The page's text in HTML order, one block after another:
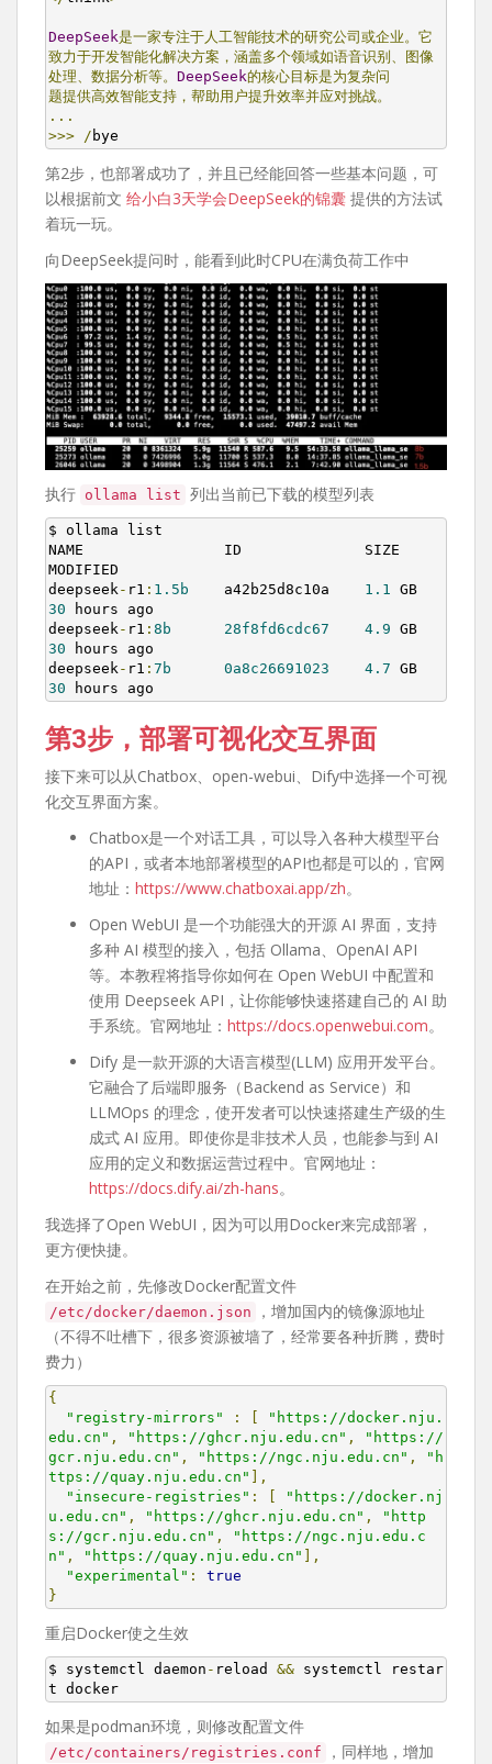
DeepSeek是一家专注于人工智能技术的研究公司或企业。它
致力于开发智能化解决方案，涵盖多个领域如语音识别、图像
处理、数据分析等。 DeepSeek的核心目标是为复杂问
题提供高效智能支持，帮助用户提升效率并应对挑战。
...
>>> / bye
第2步，也部署成功了，并且已经能回答一些基本问题，可
以根据前文 给小白3天学会DeepSeek的锦囊 提供的方法试
着玩一玩。
向DeepSeek提问时，能看到此时CPU在满负荷工作中
执行 ollama list 列出当前已下载的模型列表
$ ollama list
NAME                ID              SIZE
MODIFIED
deepseek - r1 : 1.5b
    a42b25d8c10a
1.1
30 hours ago
deepseek - r1 : 8b 28f8fd6cdc67 4.9
30 hours ago
deepseek - r1 : 7b 0a8c26691023 4.7
30 hours ago
第3步，部署可视化交互界面
接下来可以从Chatbox、open-webui、Dify中选择一个可视
化交互界面方案。
Chatbox是一个对话工具，可以导入各种大模型平台
的API，或者本地部署模型的API也都是可以的，官网
地址： https://www.chatboxai.app/zh。
Open WebUI 是一个功能强大的开源 AI 界面，支持
多种 AI 模型的接入，包括 Ollama、OpenAI API
等。本教程将指导你如何在 Open WebUI 中配置和
使用 Deepseek API，让你能够快速搭建自己的 AI 助
手系统。官网地址： https://docs.openwebui.com。
Dify 是一款开源的大语言模型(LLM) 应用开发平台。
它融合了后端即服务（Backend as Service）和
LLMOps 的理念，使开发者可以快速搭建生产级的生
成式 AI 应用。即使你是非技术人员，也能参与到 AI
应用的定义和数据运营过程中。官网地址：
https://docs.dify.ai/zh-hans。
我选择了Open WebUI，因为可以用Docker来完成部署，
更方便快捷。
在开始之前，先修改Docker配置文件
/etc/docker/daemon.json
，增加国内的镜像源地址
（不得不吐槽下，很多资源被墙了，经常要各种折腾，费时
费力）
{
"registry-mirrors"
:
"https://docker.nju.
edu.cn" , "https://ghcr.nju.edu.cn" ,
"https://
gcr.nju.edu.cn" , "https://ngc.nju.edu.cn" ,
"h
ttps://quay.nju.edu.cn"
],
"insecure-registries" :
"https://docker.nj
u.edu.cn" , "https://ghcr.nju.edu.cn" ,
"http
s://gcr.nju.edu.cn" ,
"https://ngc.nju.edu.c
n" , "https://quay.nju.edu.cn"
],
"experimental" :
true
}
重启Docker使之生效
$ systemctl daemon - reload && systemctl restar
t docker
如果是podman环境，则修改配置文件
/etc/containers/registries.conf
，同样地，增加